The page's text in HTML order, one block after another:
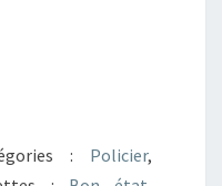
: Policier,